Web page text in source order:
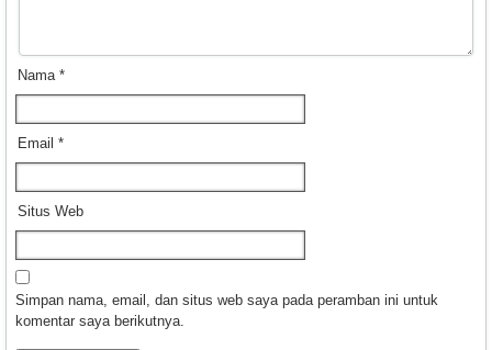
Nama *
Email *
Situs Web
Simpan nama, email, dan situs web saya pada peramban ini untuk
komentar saya berikutnya.